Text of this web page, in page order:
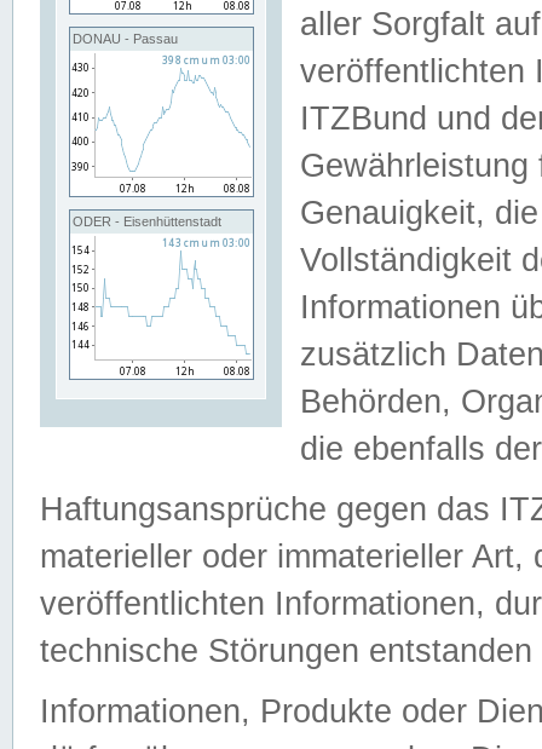
DONAU - Passau
ODER - Eisenhüttenstadt
aller Sorgfalt
veröffentlichten
ITZBund und
Genauigkeit,
Vollständigkeit
Informationen
zusätzlich
Behörden,
die ebenfalls
Haftungsansprüche gegen das
materieller oder immaterieller
veröffentlichten Informationen,
technische Störungen
Informationen, Produkte oder